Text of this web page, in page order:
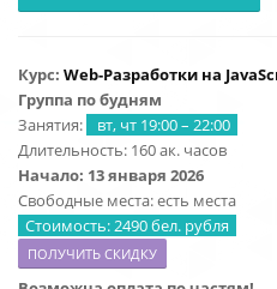
Курс: Web-Разработки на
Группа по будням
Занятия:
вт, чт 19:00 – 22:00
Длительность: 160 ак. часов
Начало: 13 января 2026
Свободные места: есть места
Стоимость: 2490 бел. рубля
ПОЛУЧИТЬ СКИДКУ